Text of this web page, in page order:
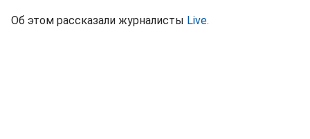
Об этом рассказали журналисты Live.